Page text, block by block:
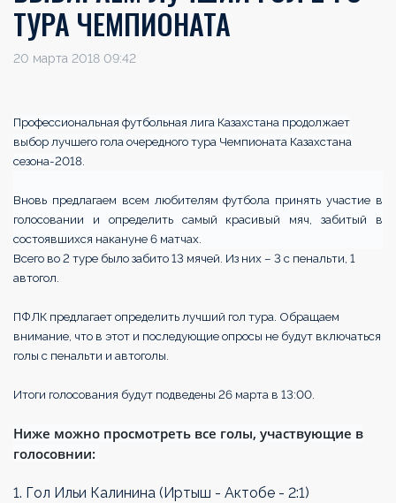
ТУРА ЧЕМПИОНАТА
20 марта 2018 09:42
Профессиональная футбольная лига Казахстана продолжает
выбор лучшего гола очередного тура Чемпионата Казахстана
сезона-2018.
Вновь предлагаем всем любителям футбола принять участие в
голосовании и определить самый красивый мяч, забитый в
состоявшихся накануне 6 матчах.
Всего во 2 туре было забито 13 мячей. Из них – 3 с пенальти, 1
автогол.
ПФЛК предлагает определить лучший гол тура. Обращаем
внимание, что в этот и последующие опросы не будут включаться
голы с пенальти и автоголы.
Итоги голосования будут подведены 26 марта в 13:00.
Ниже можно просмотреть все голы, участвующие в
голосовнии:
1. Гол Ильи Калинина (Иртыш - Актобе - 2:1)